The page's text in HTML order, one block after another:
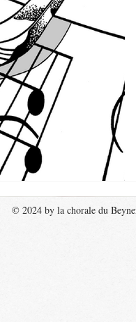
© 2024 by la chorale du